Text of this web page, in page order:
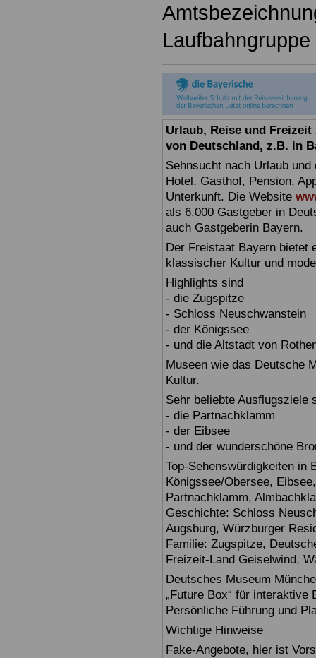
Urlaub, Reise und
von Deutschland, z.B. in
Sehnsucht nach Urlaub
Hotel, Gasthof, Pension,
Unterkunft. Die Website
als 6.000 Gastgeber in
auch Gastgeberin Bayern.
Der Freistaat Bayern bietet
klassischer Kultur und
Highlights sind
- die Zugspitze
- Schloss Neuschwanstein
- der Königssee
- und die Altstadt von
Museen wie das Deutsche
Kultur.
Sehr beliebte Ausflugsziele
- die Partnachklamm
- der Eibsee
- und der wunderschöne
Top-Sehenswürdigkeiten in
Königssee/Obersee,
Partnachklamm,
Geschichte: Schloss
Augsburg, Würzburger
Familie: Zugspitze,
Freizeit-Land Geiselwind,
Deutsches Museum
„Future Box“ für interaktive
Persönliche Führung und
Wichtige Hinweise
Fake-Angebote, hier ist